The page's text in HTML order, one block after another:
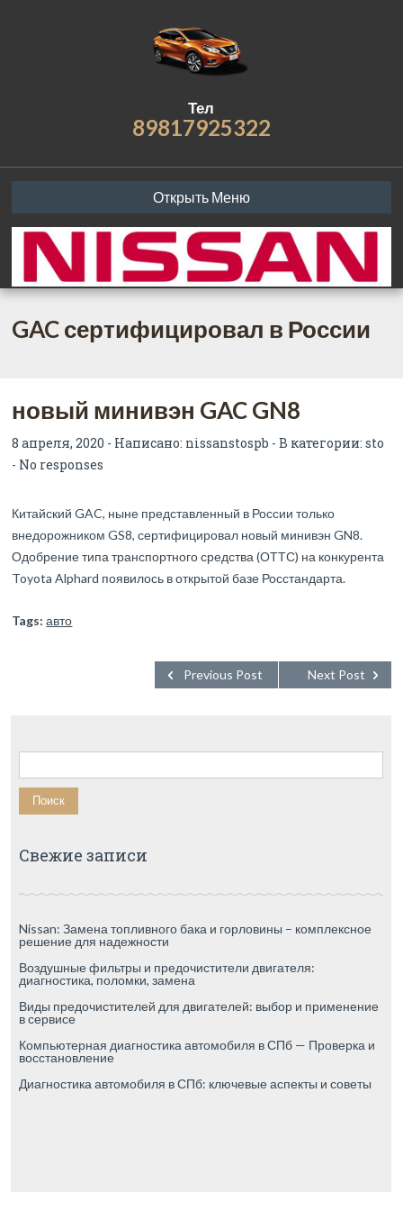
Тел
89817925322
Открыть Меню
GAC сертифицировал в России
новый минивэн GAC GN8
8 апреля, 2020 - Написано: nissanstospb - В категории:sto
- No responses
Китайский GAC, ныне представленный в России только
внедорожником GS8, сертифицировал новый минивэн GN8.
Одобрение типа транспортного средства (ОТТС) на конкурента
Toyota Alphard появилось в открытой базе Росстандарта.
Tags: авто
Next Post
Previous Post
Найти:
Свежие записи
Nissan: Замена топливного бака и горловины – комплексное
решение для надежности
Воздушные фильтры и предочистители двигателя:
диагностика, поломки, замена
Виды предочистителей для двигателей: выбор и применение
в сервисе
Компьютерная диагностика автомобиля в СПб — Проверка и
восстановление
Диагностика автомобиля в СПб: ключевые аспекты и советы